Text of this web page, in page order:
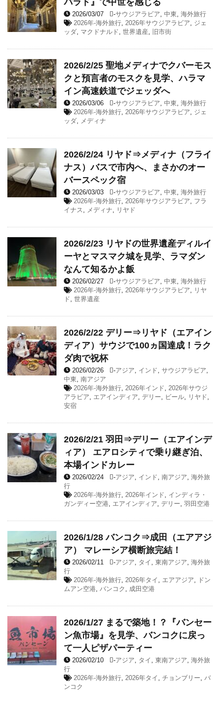
バラド』で中世を感じる
2026/03/07 -サウジアラビア, 中東, 海外旅行
2026年-海外旅行, 2026年サウジアラビア, ジェ
ッダ, マクドナルド, 世界遺産, 旧市街
2026/2/25 聖地メディナでクバーモス
クと預言者のモスクを見学、ハラマ
イン高速鉄道でジェッダへ
2026/03/06 -サウジアラビア, 中東, 海外旅行
2026年-海外旅行, 2026年サウジアラビア, ジェ
ッダ, メディナ
2026/2/24 リヤド⇒メディナ（フライ
ナス）バスで市内へ、まさかのオー
バースペック宿
2026/03/03 -サウジアラビア, 中東, 海外旅行
2026年-海外旅行, 2026年サウジアラビア, フラ
イナス , メディナ, リヤド
2026/2/23 リヤドの世界遺産ディルイ
ーヤとマスマク城を見学、ラマダン
なんて知るかよ飯
2026/02/27 -サウジアラビア, 中東, 海外旅行
2026年-海外旅行, 2026年サウジアラビア, リヤ
ド, 世界遺産
2026/2/22 デリー⇒リヤド（エアイン
ディア）サウジで100ヵ国達成！ラク
ダ肉で祝杯
2026/02/26 -アジア, インド, サウジアラビア,
中東, 南アジア
2026年-海外旅行, 2026年インド, 2026年サウジ
アラビア, エアインディア, デリー, ビール, リヤド,
安宿
2026/2/21 羽田⇒デリー（エアインデ
ィア） エアロシティで乗り継ぎ泊、
本場インドカレー
2026/02/24 -アジア, インド, 南アジア, 海外旅
行
2026年-海外旅行, 2026年インド, インディラ・
ガンディー空港, エアインディア, デリー, 羽田空港
2026/1/28 バンコク⇒成田（エアアジ
ア） マレーシア横断旅完結！
2026/02/11 -アジア, タイ , 東南アジア, 海外旅
行
2026年-海外旅行, 2026年タイ , エアアジア, ドン
ムアン空港, バンコク , 成田空港
2026/1/27 まるで築地！？『バンセー
ン魚市場』を見学、バンコクに戻っ
て一人ピザパーティー
2026/02/10 -アジア, タイ , 東南アジア, 海外旅
行
2026年-海外旅行, 2026年タイ , チョンブリー, バ
ンコク